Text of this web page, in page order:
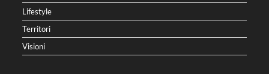
Lifestyle
Territori
Visioni